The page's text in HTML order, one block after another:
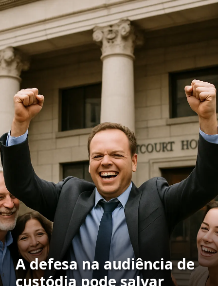
https://ademilsoncs.adv.br/
A defesa na audiência de
custódia pode salvar